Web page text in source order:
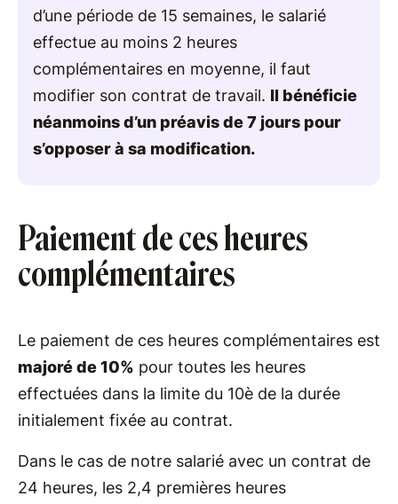
d’une période de 15 semaines, le salarié
effectue au moins 2 heures
complémentaires en moyenne, il faut
modifier son contrat de travail. Il bénéficie
néanmoins d’un préavis de 7 jours pour
s’opposer à sa modification.
Paiement de ces heures
complémentaires
Le paiement de ces heures complémentaires est
majoré de 10% pour toutes les heures
effectuées dans la limite du 10è de la durée
initialement fixée au contrat.
Dans le cas de notre salarié avec un contrat de
24 heures, les 2,4 premières heures